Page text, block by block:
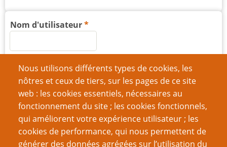
Nous utilisons différents types de cookies, les
nôtres et ceux de tiers, sur les pages de ce site
web : les cookies essentiels, nécessaires au
fonctionnement du site ; les cookies fonctionnels,
qui améliorent votre expérience utilisateur ; les
cookies de performance, qui nous permettent de
générer des données agrégées sur l’utilisation du
Nom d'utilisateur
Mot de passe
Créer un nouveau compte